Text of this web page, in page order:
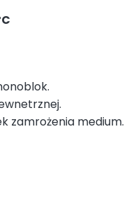
zamrożenia medium.